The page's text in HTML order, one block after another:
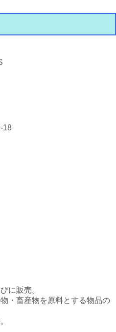
18
に販売。
・畜産物を原料とする物品の